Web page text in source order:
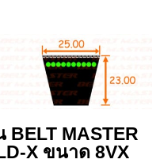
MASTER
X ขนาด 8VX